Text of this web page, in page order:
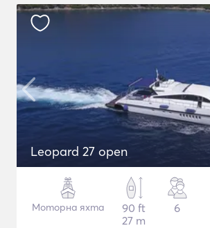
Leopard 27 open
Моторна яхта
90 ft
27 m
6